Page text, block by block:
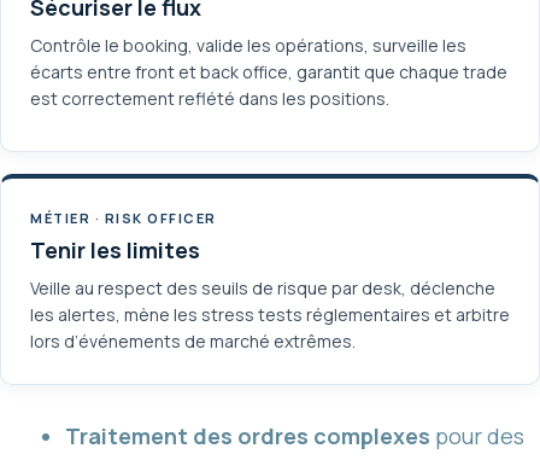
Sécuriser le flux
Contrôle le booking, valide les opérations, surveille les
écarts entre front et back office, garantit que chaque trade
est correctement reflété dans les positions.
MÉTIER · RISK OFFICER
Tenir les limites
Veille au respect des seuils de risque par desk, déclenche
les alertes, mène les stress tests réglementaires et arbitre
lors d’événements de marché extrêmes.
Traitement des ordres complexes pour des